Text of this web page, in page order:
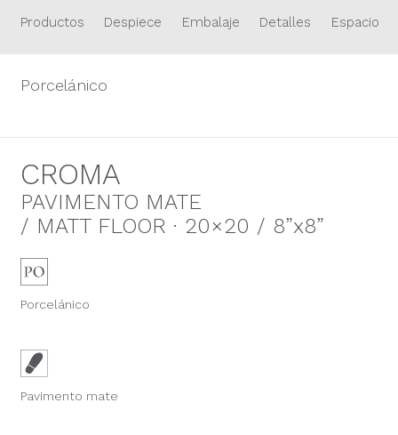
Productos Despiece Embalaje Detalles Espacios
Porcelánico
CROMA
PAVIMENTO MATE
/ MATT FLOOR · 20×20 / 8”x8”
Porcelánico
Pavimento mate